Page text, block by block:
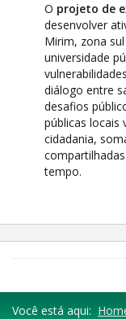
O projeto de
desenvolver
Mirim, zona
universidade
diálogo entre
desafios
públicas locais
cidadania,
tempo.
Você está aqui: